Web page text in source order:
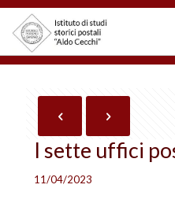
I sette uffici
11/04/2023